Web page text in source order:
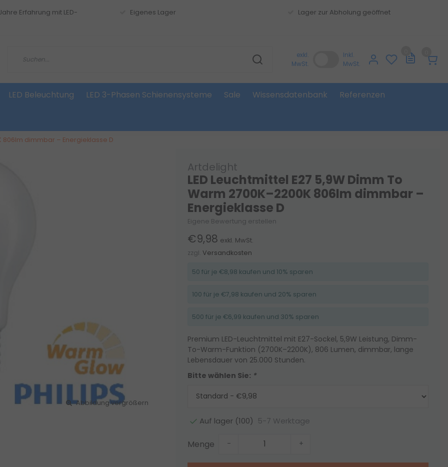
Erfahrung mit LED-
Eigenes Lager Lager zur Abholung geöffnet
exkl.
MwSt.
Inkl.
MwSt.
LED Beleuchtung LED 3-Phasen Schienensysteme Sale Wissensdatenbank Referenzen
806lm dimmbar – Energieklasse D
Abbildung vergrößern
Artdelight
LED Leuchtmittel E27 5,9W Dimm To
Warm 2700K–2200K 806lm dimmbar –
Energieklasse D
Eigene Bewertung erstellen
€9,98 exkl. MwSt.
zzgl. Versandkosten
50 für je €8,98 kaufen und 10% sparen
100 für je €7,98 kaufen und 20% sparen
500 für je €6,99 kaufen und 30% sparen
Premium LED-Leuchtmittel mit E27-Sockel, 5,9W Leistung, Dimm-
To-Warm-Funktion (2700K–2200K), 806 Lumen, dimmbar, lange
Lebensdauer von 25.000 Stunden.
Bitte wählen Sie: *
Auf lager (100) 5-7 Werktage
Menge - +